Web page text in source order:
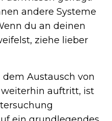
andere Systeme
du an deinen
ziehe lieber
Austausch von
auftritt, ist